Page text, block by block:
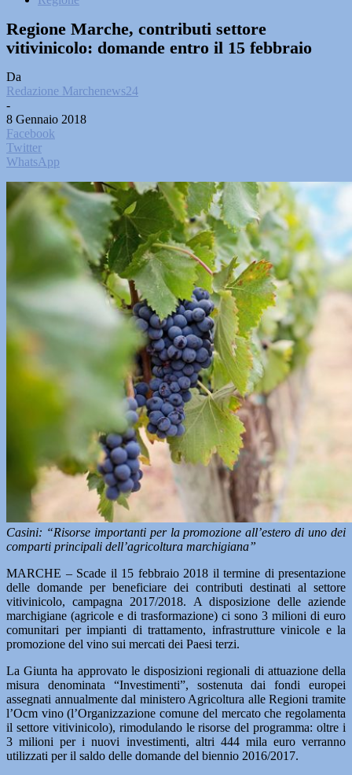
Regione Marche, contributi settore
vitivinicolo: domande entro il 15 febbraio
Da
Redazione Marchenews24
-
8 Gennaio 2018
Facebook
Twitter
WhatsApp
Casini: “Risorse importanti per la promozione all’estero di uno dei
comparti principali dell’agricoltura marchigiana”
MARCHE – Scade il 15 febbraio 2018 il termine di presentazione
delle domande per beneficiare dei contributi destinati al settore
vitivinicolo, campagna 2017/2018. A disposizione delle aziende
marchigiane (agricole e di trasformazione) ci sono 3 milioni di euro
comunitari per impianti di trattamento, infrastrutture vinicole e la
promozione del vino sui mercati dei Paesi terzi.
La Giunta ha approvato le disposizioni regionali di attuazione della
misura denominata “Investimenti”, sostenuta dai fondi europei
assegnati annualmente dal ministero Agricoltura alle Regioni tramite
l’Ocm vino (l’Organizzazione comune del mercato che regolamenta
il settore vitivinicolo), rimodulando le risorse del programma: oltre i
3 milioni per i nuovi investimenti, altri 444 mila euro verranno
utilizzati per il saldo delle domande del biennio 2016/2017.